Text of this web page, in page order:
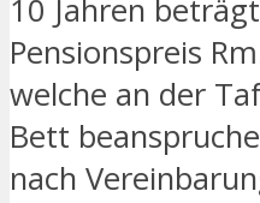
10 Jahren
Pensionspreis
welche an der
Bett
nach